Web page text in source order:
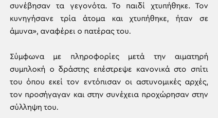
συνέβησαν τα γεγονότα. Το παιδί χτυπήθηκε. Τον
κυνηγήσανε τρία άτομα και χτυπήθηκε, ήταν σε
άμυνα», αναφέρει ο πατέρας του.
Σύμφωνα με πληροφορίες μετά την αιματηρή
συμπλοκή ο δράστης επέστρεψε κανονικά στο σπίτι
του όπου εκεί τον εντόπισαν οι αστυνομικές αρχές,
τον προσήγαγαν και στην συνέχεια προχώρησαν στην
σύλληψη του.